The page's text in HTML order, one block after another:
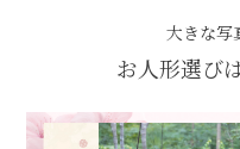
大きな写
お人形選び